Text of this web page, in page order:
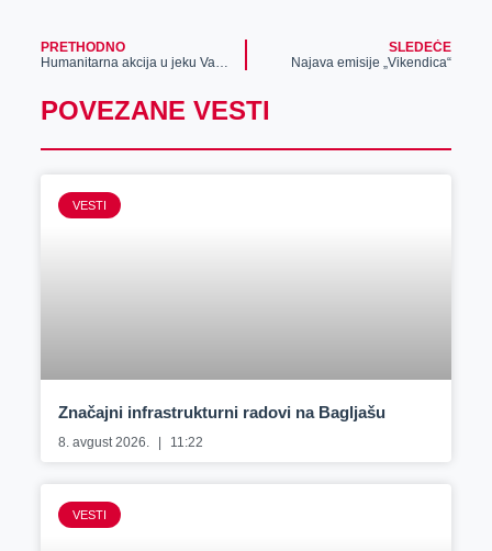
PRETHODNO
Humanitarna akcija u jeku Vaskršnjih praznika
SLEDEĆE
Najava emisije „Vikendica“
POVEZANE VESTI
VESTI
Značajni infrastrukturni radovi na Bagljašu
8. avgust 2026. 11:22
VESTI